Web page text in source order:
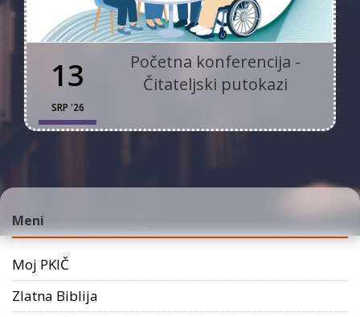
13
SRP '26
Početna konferencija -
Čitateljski putokazi
Meni
Moj PKIČ
Zlatna Biblija